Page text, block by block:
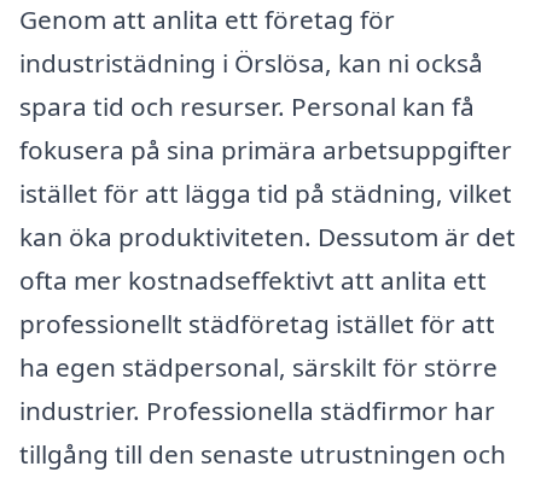
Genom att anlita ett företag för
industristädning i Örslösa, kan ni också
spara tid och resurser. Personal kan få
fokusera på sina primära arbetsuppgifter
istället för att lägga tid på städning, vilket
kan öka produktiviteten. Dessutom är det
ofta mer kostnadseffektivt att anlita ett
professionellt städföretag istället för att
ha egen städpersonal, särskilt för större
industrier. Professionella städfirmor har
tillgång till den senaste utrustningen och